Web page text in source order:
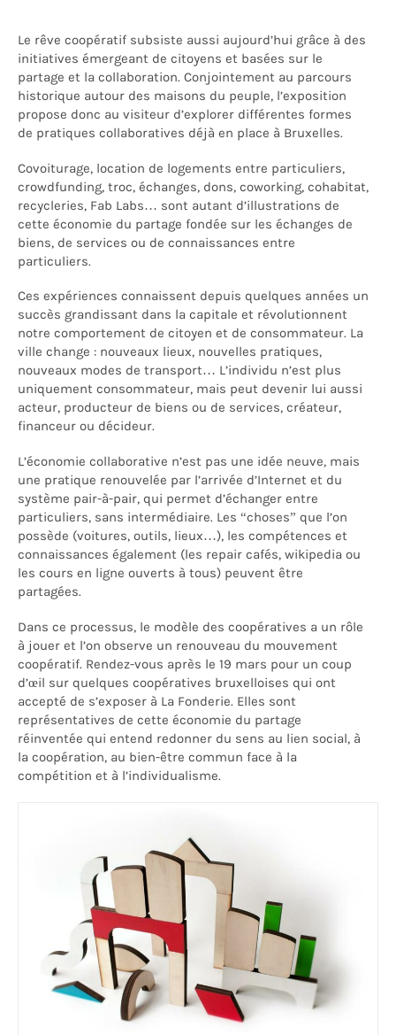
Le rêve coopératif subsiste aussi aujourd’hui grâce à des
initiatives émergeant de citoyens et basées sur le
partage et la collaboration. Conjointement au parcours
historique autour des maisons du peuple, l’exposition
propose donc au visiteur d’explorer différentes formes
de pratiques collaboratives déjà en place à Bruxelles.
Covoiturage, location de logements entre particuliers,
crowdfunding, troc, échanges, dons, coworking, cohabitat,
recycleries, Fab Labs… sont autant d’illustrations de
cette économie du partage fondée sur les échanges de
biens, de services ou de connaissances entre
particuliers.
Ces expériences connaissent depuis quelques années un
succès grandissant dans la capitale et révolutionnent
notre comportement de citoyen et de consommateur. La
ville change : nouveaux lieux, nouvelles pratiques,
nouveaux modes de transport… L’individu n’est plus
uniquement consommateur, mais peut devenir lui aussi
acteur, producteur de biens ou de services, créateur,
financeur ou décideur.
L’économie collaborative n’est pas une idée neuve, mais
une pratique renouvelée par l’arrivée d’Internet et du
système pair-à-pair, qui permet d’échanger entre
particuliers, sans intermédiaire. Les “choses” que l’on
possède (voitures, outils, lieux…), les compétences et
connaissances également (les repair cafés, wikipedia ou
les cours en ligne ouverts à tous) peuvent être
partagées.
Dans ce processus, le modèle des coopératives a un rôle
à jouer et l’on observe un renouveau du mouvement
coopératif. Rendez-vous après le 19 mars pour un coup
d’œil sur quelques coopératives bruxelloises qui ont
accepté de s’exposer à La Fonderie. Elles sont
représentatives de cette économie du partage
réinventée qui entend redonner du sens au lien social, à
la coopération, au bien-être commun face à la
compétition et à l’individualisme.